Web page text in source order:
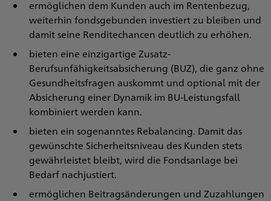
ermöglichen dem Kunden auch im Rentenbezug,
weiterhin fondsgebunden investiert zu bleiben und
damit seine Renditechancen deutlich zu erhöhen.
bieten eine einzigartige Zusatz-
Berufsunfähigkeitsabsicherung (BUZ), die ganz ohne
Gesundheitsfragen auskommt und optional mit der
Absicherung einer Dynamik im BU-Leistungsfall
kombiniert werden kann.
bieten ein sogenanntes Rebalancing. Damit das
gewünschte Sicherheitsniveau des Kunden stets
gewährleistet bleibt, wird die Fondsanlage bei
Bedarf nachjustiert.
ermöglichen Beitragsänderungen und Zuzahlungen